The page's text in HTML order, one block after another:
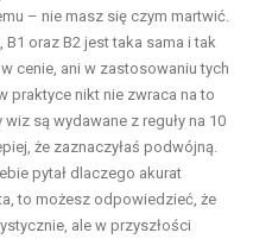
– nie masz się czym martwić.
oraz B2 jest taka sama i tak
cenie, ani w zastosowaniu tych
praktyce nikt nie zwraca na to
są wydawane z reguły na 10
że zaznaczyłaś podwójną.
pytał dlaczego akurat
to możesz odpowiedzieć, że
ale w przyszłości